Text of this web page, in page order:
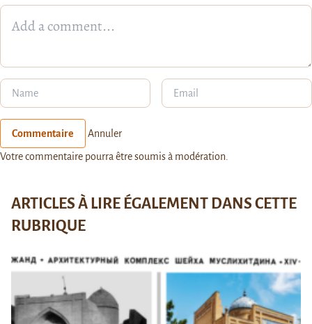
Commentaire Annuler
Votre commentaire pourra être soumis à modération.
ARTICLES À LIRE ÉGALEMENT DANS CETTE
RUBRIQUE